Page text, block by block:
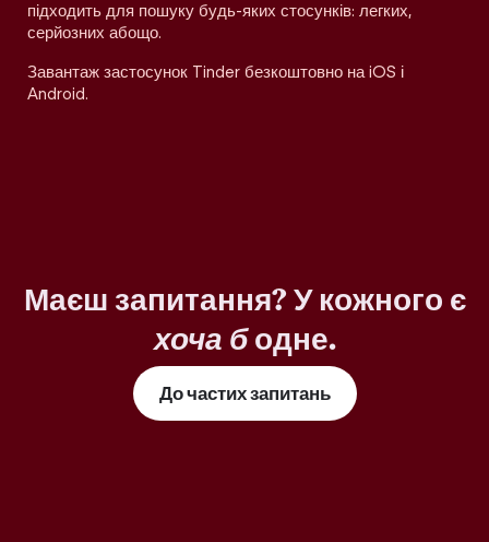
підходить для пошуку будь-яких стосунків: легких,
серйозних абощо.
Завантаж застосунок Tinder безкоштовно на iOS і
Android.
Маєш запитання? У кожного є
хоча бодне.
До частих запитань